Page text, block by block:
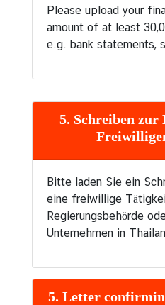
Please upload your
amount of at least
e.g. bank statements,
5. Schreiben zur
Bitte laden Sie ein
eine freiwillige
Regierungsbehörde
Unternehmen in
5. Letter